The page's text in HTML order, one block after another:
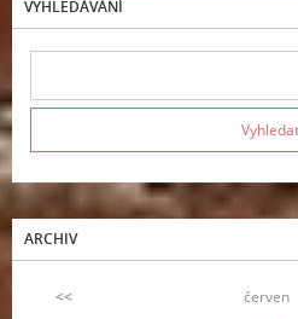
VYHLEDÁVÁNÍ
ARCHIV
<< červen